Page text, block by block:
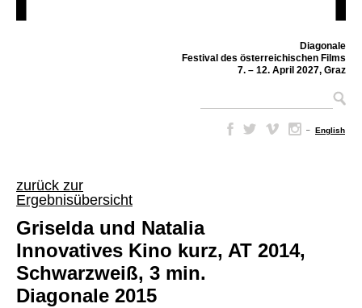
Diagonale
Festival des österreichischen Films
7. – 12. April 2027, Graz
– English
zurück zur
Ergebnisübersicht
Griselda und Natalia
Innovatives Kino kurz, AT 2014,
Schwarzweiß, 3 min.
Diagonale 2015